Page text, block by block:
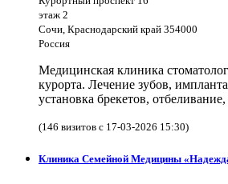
этаж 2
Сочи, Краснодарский край 354000
Россия
Медицинская клиника
курорта. Лечение зубов,
установка брекетов,
(146 визитов с 17-03-2026 15:30)
Клиника Семейной Медицины